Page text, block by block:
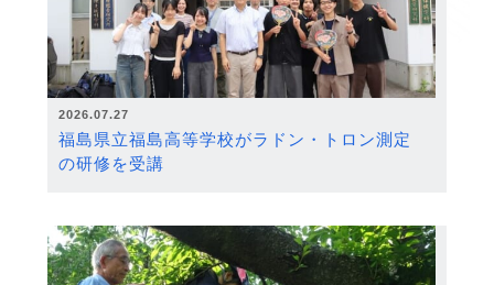
2026.07.27
福島県立福島高等学校がラドン・トロン測定
の研修を受講